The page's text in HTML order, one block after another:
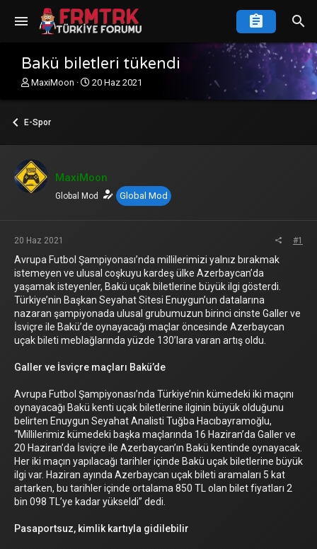
Bakü biletleri tükendi
K
u
u
b
a
ş
l
a
MaxiMoon
B
n
ç
t
i
20 Haz 2021
E-Spor
MaxiMoon
Global Mod Global Mod
20 Haz 2021 #1
Avrupa Futbol Şampiyonası’nda millilerimizi yalnız bırakmak
istemeyen ve ulusal coşkuyu kardeş ülke Azerbaycan’da
yaşamak isteyenler, Bakü uçak biletlerine büyük ilgi gösterdi.
Türkiye’nin Başkan Seyahat Sitesi Enuygun’un datalarına
nazaran şampiyonada ulusal grubumuzun birinci cinste Galler ve
İsviçre ile Bakü’de oynayacağı maçlar öncesinde Azerbaycan
uçak bileti meblağlarında yüzde 130’lara varan artış oldu.
Galler ve İsviçre maçları Bakü’de
Avrupa Futbol Şampiyonası’nda Türkiye’nin kümedeki iki maçını
oynayacağı Bakü kenti uçak biletlerine ilginin büyük olduğunu
belirten Enuygun Seyahat Analisti Tuğba Hacıbayramoğlu,
“Millilerimiz kümedeki başka maçlarında 16 Haziran’da Galler ve
20 Haziran’da İsviçre ile Azerbaycan’ın Bakü kentinde oynayacak.
Her iki maçın yapılacağı tarihler içinde Bakü uçak biletlerine büyük
ilgi var. Haziran ayında Azerbaycan uçak bileti aramaları 5 kat
artarken, bu tarihler içinde ortalama 850 TL olan bilet fiyatları 2
bin 098 TL’ye kadar yükseldi” dedi.
Pasaportsuz, kimlik kartıyla gidilebilir